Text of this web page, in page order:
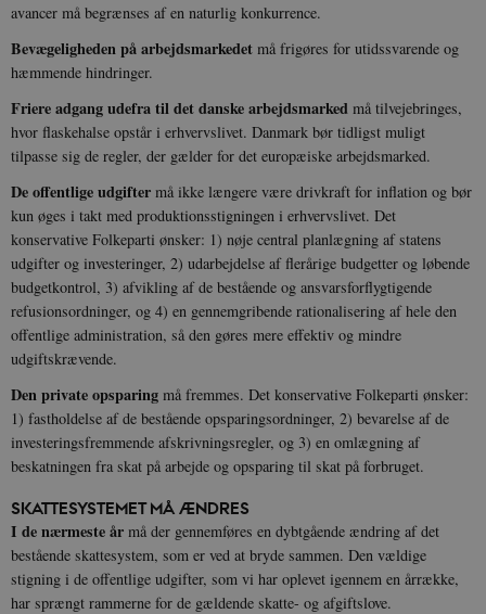
avancer må begrænses af en naturlig konkurrence.
Bevægeligheden på arbejdsmarkedet må frigøres for utidssvarende og
hæmmende hindringer.
Friere adgang udefra til det danske arbejdsmarked må tilvejebringes,
hvor flaskehalse opstår i erhvervslivet. Danmark bør tidligst muligt
tilpasse sig de regler, der gælder for det europæiske arbejdsmarked.
De offentlige udgifter må ikke længere være drivkraft for inflation og bør
kun øges i takt med produktionsstigningen i erhvervslivet. Det
konservative Folkeparti ønsker: 1) nøje central planlægning af statens
udgifter og investeringer, 2) udarbejdelse af flerårige budgetter og løbende
budgetkontrol, 3) afvikling af de bestående og ansvarsforflygtigende
refusionsordninger, og 4) en gennemgribende rationalisering af hele den
offentlige administration, så den gøres mere effektiv og mindre
udgiftskrævende.
Den private opsparing må fremmes. Det konservative Folkeparti ønsker:
1) fastholdelse af de bestående opsparingsordninger, 2) bevarelse af de
investeringsfremmende afskrivningsregler, og 3) en omlægning af
beskatningen fra skat på arbejde og opsparing til skat på forbruget.
SKATTESYSTEMET MÅ ÆNDRES
I de nærmeste år må der gennemføres en dybtgående ændring af det
bestående skattesystem, som er ved at bryde sammen. Den vældige
stigning i de offentlige udgifter, som vi har oplevet igennem en årrække,
har sprængt rammerne for de gældende skatte- og afgiftslove.